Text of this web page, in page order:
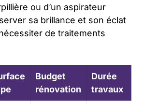
ou d’un aspirateur
sa brillance et son éclat
de traitements
Budget
rénovation
Durée
travaux